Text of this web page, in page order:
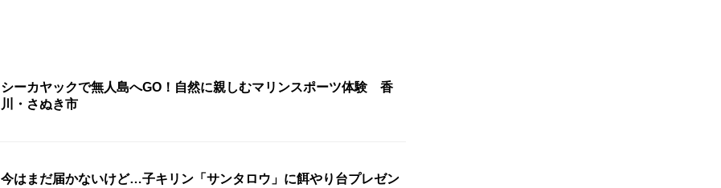
シーカヤックで無人島へGO！自然に親しむマリンスポーツ体験 香
川・さぬき市
今はまだ届かないけど…子キリン「サンタロウ」に餌やり台プレゼン